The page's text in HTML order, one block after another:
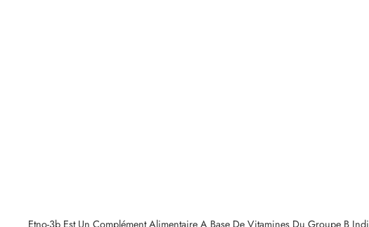
Etno-3b Est Un Complément Alimentaire A Base De Vitamines Du Groupe B